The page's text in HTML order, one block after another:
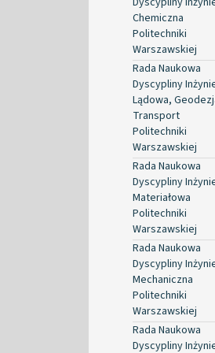
Chemiczna
Politechniki
Warszawskiej
Rada Naukowa
Dyscypliny
Lądowa,
Transport
Politechniki
Warszawskiej
Rada Naukowa
Dyscypliny
Materiałowa
Politechniki
Warszawskiej
Rada Naukowa
Dyscypliny
Mechaniczna
Politechniki
Warszawskiej
Rada Naukowa
Dyscypliny